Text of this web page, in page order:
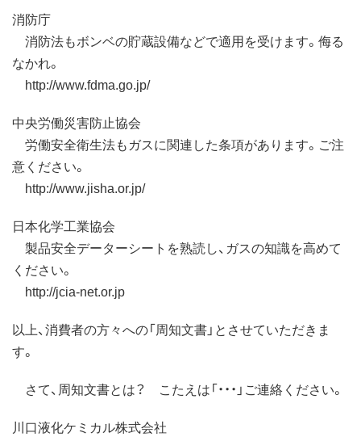
消防庁
消防法もボンベの貯蔵設備などで適用を受けます。侮る
なかれ。
http://www.fdma.go.jp/
中央労働災害防止協会
労働安全衛生法もガスに関連した条項があります。ご注
意ください。
http://www.jisha.or.jp/
日本化学工業協会
製品安全データーシートを熟読し、ガスの知識を高めて
ください。
http://jcia-net.or.jp
以上、消費者の方々への「周知文書」とさせていただきま
す。
さて、周知文書とは？ こたえは「・・・」ご連絡ください。
川口液化ケミカル株式会社